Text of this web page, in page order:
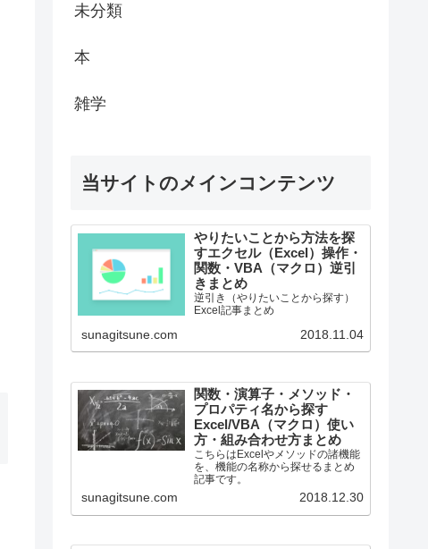
未分類
本
雑学
当サイトのメインコンテンツ
やりたいことから方法を探
すエクセル（Excel）操作・
関数・VBA（マクロ）逆引
きまとめ
逆引き（やりたいことから探す）
Excel記事まとめ
sunagitsune.com 2018.11.04
関数・演算子・メソッド・
プロパティ名から探す
Excel/VBA（マクロ）使い
方・組み合わせ方まとめ
こちらはExcelやメソッドの諸機能
を、機能の名称から探せるまとめ
記事です。
sunagitsune.com 2018.12.30